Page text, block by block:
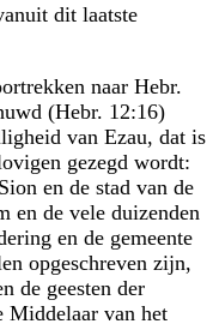
dit laatste
naar Hebr.
(Hebr. 12:16)
van Ezau, dat is
gezegd wordt:
en de stad van de
en de vele duizenden
en de gemeente
opgeschreven zijn,
de geesten der
Middelaar van het